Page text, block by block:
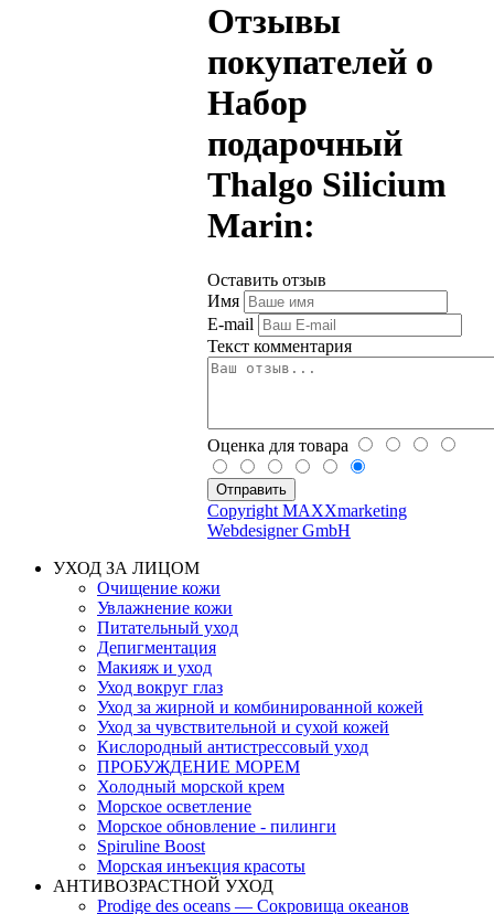
Отзывы
покупателей о
Набор
подарочный
Thalgo Silicium
Marin:
Оставить отзыв
Имя
E-mail
Текст комментария
Оценка для товара
Copyright MAXXmarketing
Webdesigner GmbH
УХОД ЗА ЛИЦОМ
Очищение кожи
Увлажнение кожи
Питательный уход
Депигментация
Макияж и уход
Уход вокруг глаз
Уход за жирной и комбинированной кожей
Уход за чувствительной и сухой кожей
Кислородный антистрессовый уход
ПРОБУЖДЕНИЕ МОРЕМ
Холодный морской крем
Морское осветление
Морское обновление - пилинги
Spiruline Boost
Морская инъекция красоты
АНТИВОЗРАСТНОЙ УХОД
Prodige des oceans — Сокровища океанов